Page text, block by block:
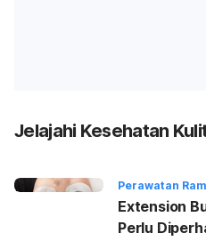
Jelajahi Kesehatan
Perawatan
Extension
Perlu